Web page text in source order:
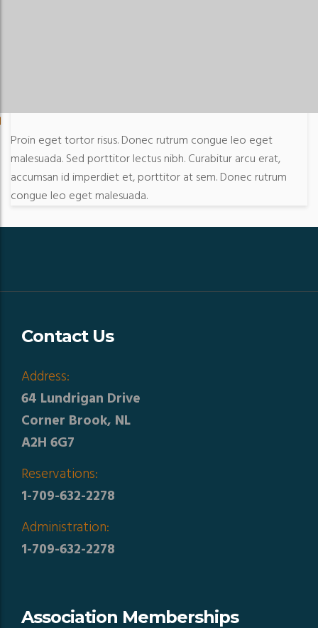
Proin eget tortor risus. Donec rutrum congue leo eget
malesuada. Sed porttitor lectus nibh. Curabitur arcu erat,
accumsan id imperdiet et, porttitor at sem. Donec rutrum
congue leo eget malesuada.
Contact Us
Address:
64 Lundrigan Drive
Corner Brook, NL
A2H 6G7
Reservations:
1-709-632-2278
Administration:
1-709-632-2278
Association Memberships